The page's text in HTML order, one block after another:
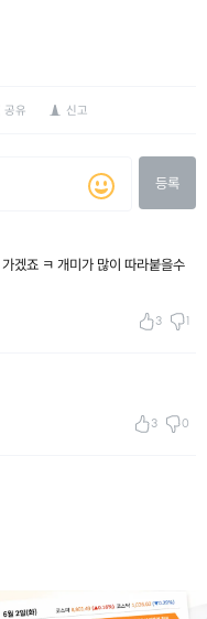
공유 신고
등록
겠죠 ㅋ 개미가 많이 따라붙을수
3 1
3 0